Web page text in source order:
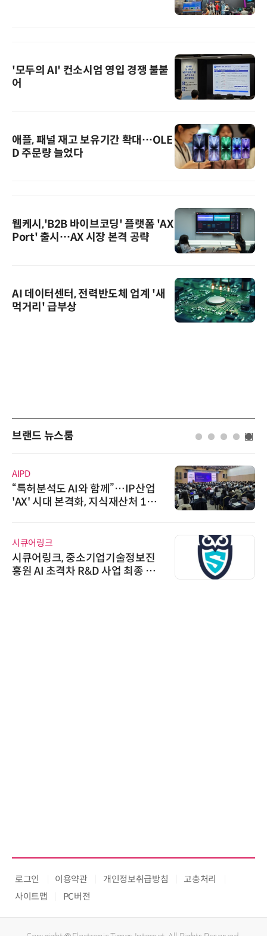
'모두의 AI' 컨소시엄 영입 경쟁 불붙
어
애플, 패널 재고 보유기간 확대…OLE
D 주문량 늘었다
웹케시,'B2B 바이브코딩' 플랫폼 'AX
Port' 출시…AX 시장 본격 공략
AI 데이터센터, 전력반도체 업계 '새
먹거리' 급부상
브랜드 뉴스룸
AIPD
“특허분석도 AI와 함께”…IP산업
'AX' 시대 본격화, 지식재산처 1호
시큐어링크
시큐어링크, 중소기업기술정보진
흥원 AI 초격차 R&D 사업 최종 선
로그인 이용약관 개인정보취급방침
고충처리
사이트맵
PC버전